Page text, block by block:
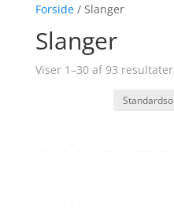
Forside/ Slanger
Slanger
Viser 1–30 af 93 resultater